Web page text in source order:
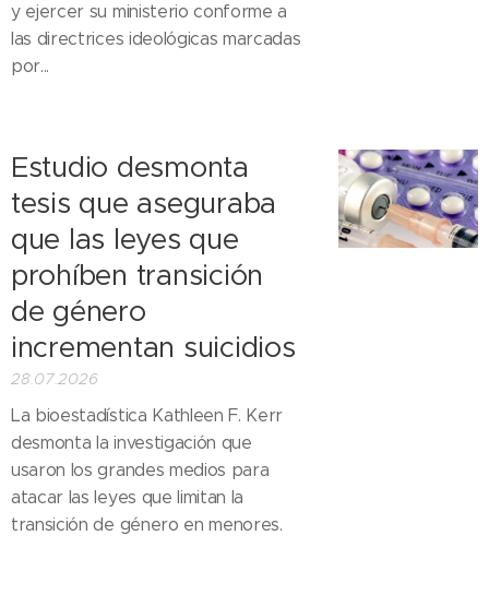
y ejercer su ministerio conforme a
las directrices ideológicas marcadas
por...
Estudio desmonta
tesis que aseguraba
que las leyes que
prohíben transición
de género
incrementan suicidios
28.07.2026
La bioestadística Kathleen F. Kerr
desmonta la investigación que
usaron los grandes medios para
atacar las leyes que limitan la
transición de género en menores.